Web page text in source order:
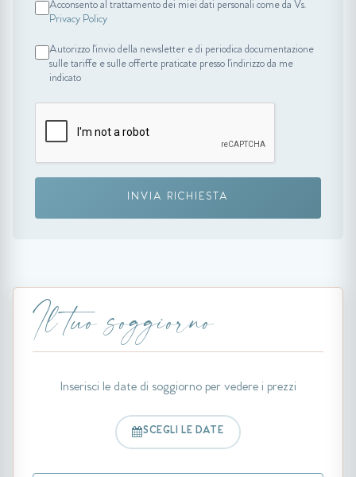
Acconsento al trattamento dei miei dati personali come da Vs.
Privacy Policy
Autorizzo l'invio della newsletter e di periodica documentazione
sulle tariffe e sulle offerte praticate presso l'indirizzo da me
indicato
INVIA RICHIESTA
Il tuo soggiorno
Inserisci le date di soggiorno per vedere i prezzi
SCEGLI LE DATE